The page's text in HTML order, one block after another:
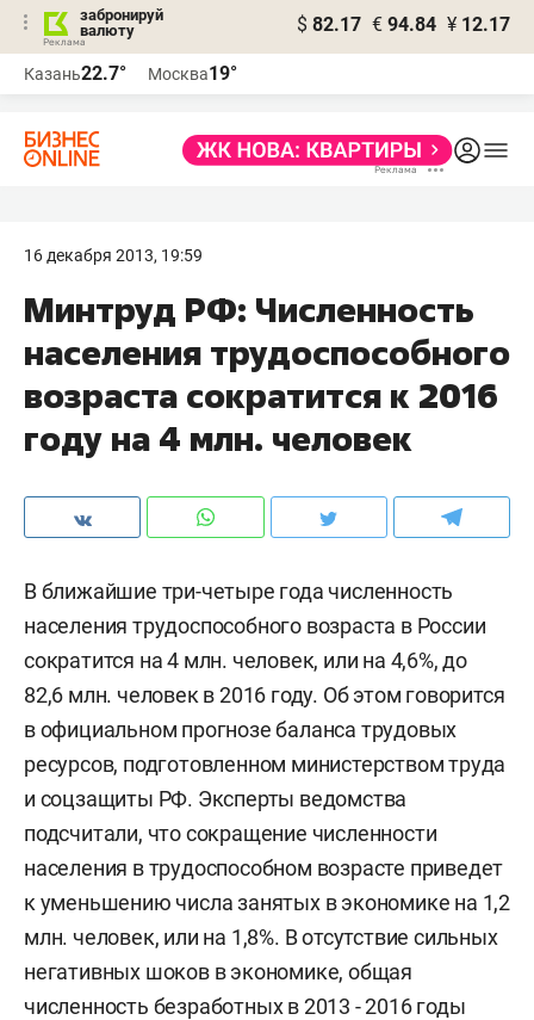
забронируй
валюту
$ 82.17 € 94.84 ¥ 12.17
Казань22.7° Москва19°
16 декабря 2013, 19:59
Минтруд РФ: Численность
населения трудоспособного
возраста сократится к 2016
году на 4 млн. человек
В ближайшие три-четыре года численность
населения трудоспособного возраста в России
сократится на 4 млн. человек, или на 4,6%, до
82,6 млн. человек в 2016 году. Об этом говорится
в официальном прогнозе баланса трудовых
ресурсов, подготовленном министерством труда
и соцзащиты РФ. Эксперты ведомства
подсчитали, что сокращение численности
населения в трудоспособном возрасте приведет
к уменьшению числа занятых в экономике на 1,2
млн. человек, или на 1,8%. В отсутствие сильных
негативных шоков в экономике, общая
численность безработных в 2013 - 2016 годы